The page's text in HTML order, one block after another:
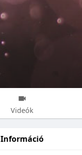
Videók
Információ